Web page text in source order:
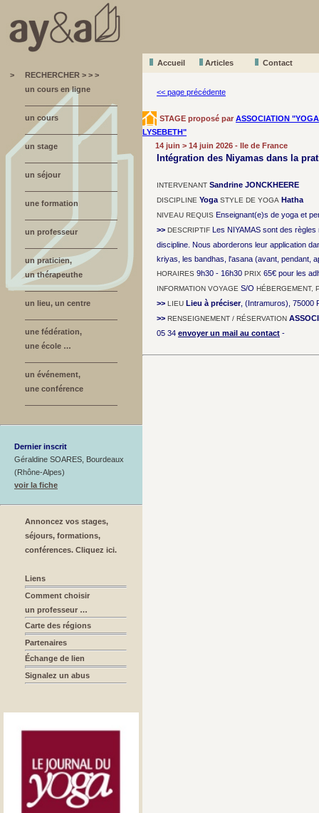
Accueil Articles
Contact
>
RECHERCHER > > >
un cours en ligne
un cours
un stage
un séjour
une formation
un professeur
un praticien,
un thérapeuthe
un lieu, un centre
une fédération,
une école …
un événement,
une conférence
Dernier inscrit
Géraldine SOARES, Bourdeaux
(Rhône-Alpes)
voir la fiche
Annoncez vos stages,
séjours, formations,
conférences. Cliquez ici.
Liens
Comment choisir
un professeur …
Carte des régions
Partenaires
Échange de lien
Signalez un abus
<< page précédente
STAGE proposé par ASSOCIATION
LYSEBETH"
14 juin > 14 juin 2026 - Ile de France
Intégration des Niyamas dans la
INTERVENANT Sandrine JONCKHEERE
DISCIPLINE Yoga STYLE DE YOGA Hatha
NIVEAU REQUIS Enseignant(e)s de yoga et
>> DESCRIPTIF Les NIYAMAS sont des
discipline. Nous aborderons leur application
kriyas, les bandhas, l'asana (avant, pendant,
HORAIRES 9h30 - 16h30 PRIX 65€ pour les
INFORMATION VOYAGE S/O HÉBERGEMENT,
>> LIEU Lieu à préciser, (Intramuros), 75000
>> RENSEIGNEMENT / RÉSERVATION
05 34 envoyer un mail au contact -